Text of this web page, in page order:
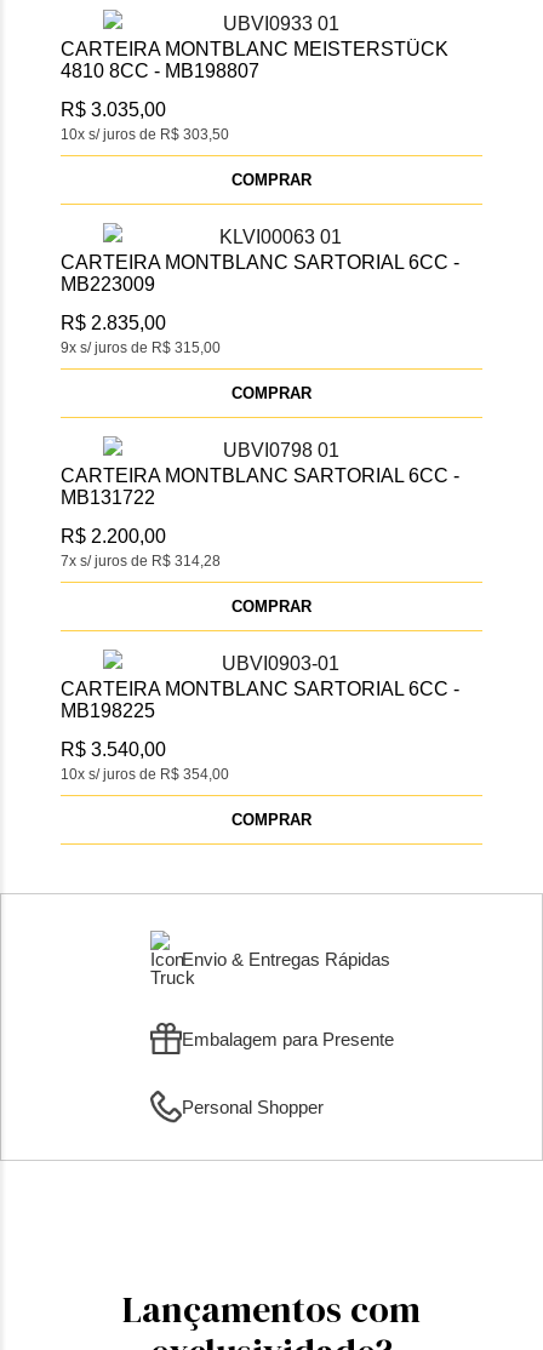
CARTEIRA MONTBLANC MEISTERSTÜCK
4810 8CC - MB198807
10x s/ juros de R$ 303,50
R$ 3.035,00
COMPRAR
CARTEIRA MONTBLANC SARTORIAL 6CC -
MB223009
9x s/ juros de R$ 315,00
R$ 2.835,00
COMPRAR
CARTEIRA MONTBLANC SARTORIAL 6CC -
MB131722
7x s/ juros de R$ 314,28
R$ 2.200,00
COMPRAR
CARTEIRA MONTBLANC SARTORIAL 6CC -
MB198225
10x s/ juros de R$ 354,00
R$ 3.540,00
COMPRAR
Envio & Entregas Rápidas
Embalagem para Presente
Personal Shopper
Lançamentos com